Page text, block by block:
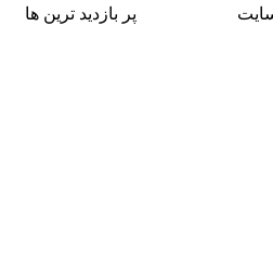
پر بازدید ترین ها